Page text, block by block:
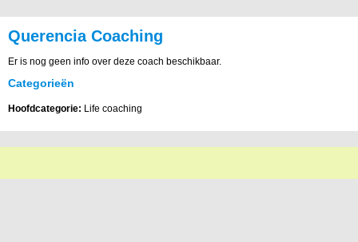
Querencia Coaching
Er is nog geen info over deze coach beschikbaar.
Categorieën
Hoofdcategorie: Life coaching